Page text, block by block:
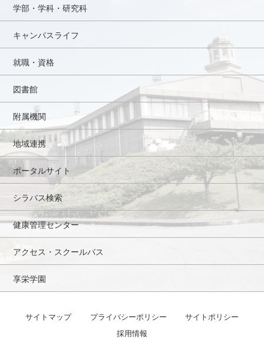
学部・学科・研究科
キャンパスライフ
就職・資格
図書館
附属機関
地域連携
ポータルサイト
シラバス検索
健康管理センター
アクセス・スクールバス
享栄学園
サイトマップ プライバシーポリシー
サイトポリシー
採用情報